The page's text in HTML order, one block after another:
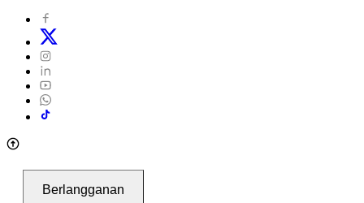
Berlangganan